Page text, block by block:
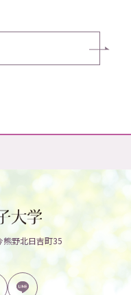
野北日吉町35